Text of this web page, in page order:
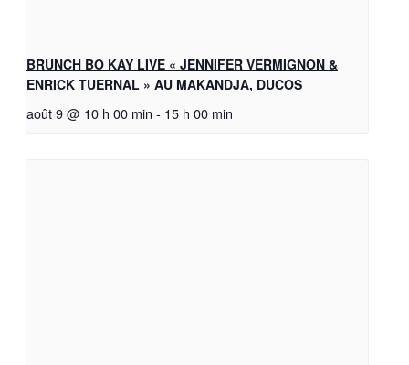
BRUNCH BO KAY LIVE « JENNIFER VERMIGNON &
ENRICK TUERNAL » AU MAKANDJA, DUCOS
août 9 @ 10 h 00 min - 15 h 00 min